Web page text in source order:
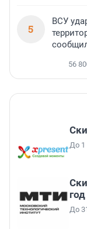
5
ВСУ
56
До 1
До